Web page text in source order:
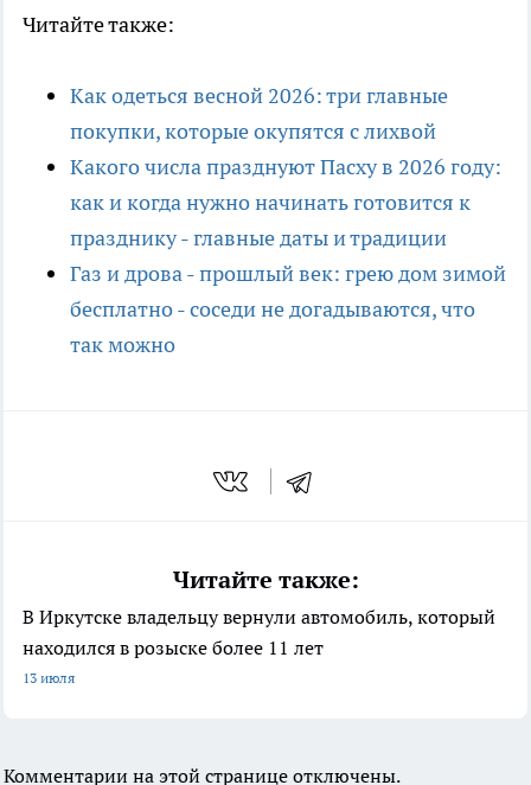
Читайте также:
Как одеться весной 2026: три главные
покупки, которые окупятся с лихвой
Какого числа празднуют Пасху в 2026 году:
как и когда нужно начинать готовится к
празднику - главные даты и традиции
Газ и дрова - прошлый век: грею дом зимой
бесплатно - соседи не догадываются, что
так можно
Читайте также:
В Иркутске владельцу вернули автомобиль, который
находился в розыске более 11 лет
13 июля
Комментарии на этой странице отключены.